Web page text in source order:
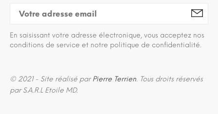
En saisissant votre adresse électronique, vous acceptez nos
conditions de service et notre politique de confidentialité.
© 2021 - Site réalisé parPierre Terrien. Tous droits réservés
par S.A.R.L Etoile MD.